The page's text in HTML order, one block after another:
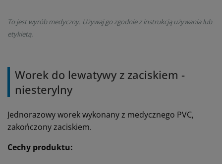
To jest wyrób medyczny. Używaj go zgodnie z instrukcją używania lub
etykietą.
Worek do lewatywy z zaciskiem -
niesterylny
Jednorazowy worek wykonany z medycznego PVC,
zakończony zaciskiem.
Cechy produktu: